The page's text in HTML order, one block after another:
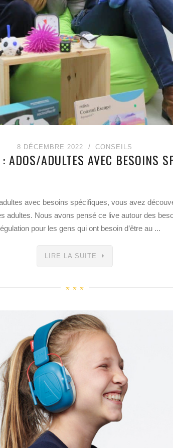
8 DÉCEMBRE 2022 CONSEILS
ADOS/ADULTES AVEC BESOINS
avec besoins spécifiques, vous avez
adultes. Nous avons pensé ce live autour des
pour les gens qui ont besoin d’être au ...
LIRE LA SUITE